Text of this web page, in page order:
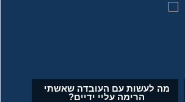
אמא שלי לוחצת עליי להתחתן
בשידוך עם כל אחת שיש לה